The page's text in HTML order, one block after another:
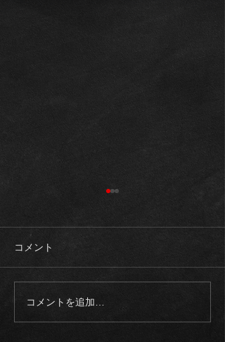
《入庫車両》2003モデル
ロールスロイス ファント
コメント
コメントを追加…